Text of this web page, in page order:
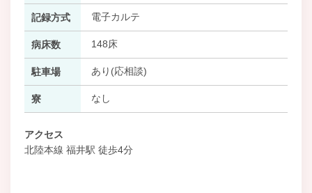
記録方式 電子カルテ
病床数 148床
駐車場 あり(応相談)
寮 なし
アクセス
北陸本線 福井駅 徒歩4分